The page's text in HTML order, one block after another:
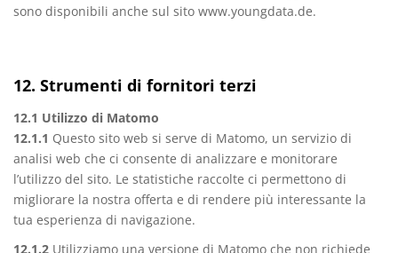
sono disponibili anche sul sito www.youngdata.de.
12. Strumenti di fornitori terzi
12.1 Utilizzo di Matomo
12.1.1 Questo sito web si serve di Matomo, un servizio di
analisi web che ci consente di analizzare e monitorare
l’utilizzo del sito. Le statistiche raccolte ci permettono di
migliorare la nostra offerta e di rendere più interessante la
tua esperienza di navigazione.
12.1.2 Utilizziamo una versione di Matomo che non richiede